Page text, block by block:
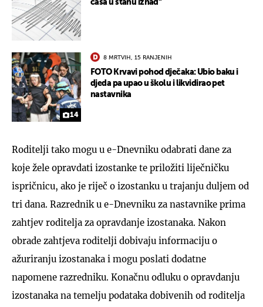
čaša u stanu iznad"
14
8 MRTVIH, 15 RANJENIH
FOTO Krvavi pohod dječaka: Ubio baku i
djeda pa upao u školu i likvidirao pet
nastavnika
Roditelji tako mogu u e-Dnevniku odabrati dane za
koje žele opravdati izostanke te priložiti liječničku
ispričnicu, ako je riječ o izostanku u trajanju duljem od
tri dana. Razrednik u e-Dnevniku za nastavnike prima
zahtjev roditelja za opravdanje izostanaka. Nakon
obrade zahtjeva roditelji dobivaju informaciju o
ažuriranju izostanaka i mogu poslati dodatne
napomene razredniku. Konačnu odluku o opravdanju
izostanaka na temelju podataka dobivenih od roditelja